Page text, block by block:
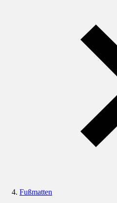
Fußmatten